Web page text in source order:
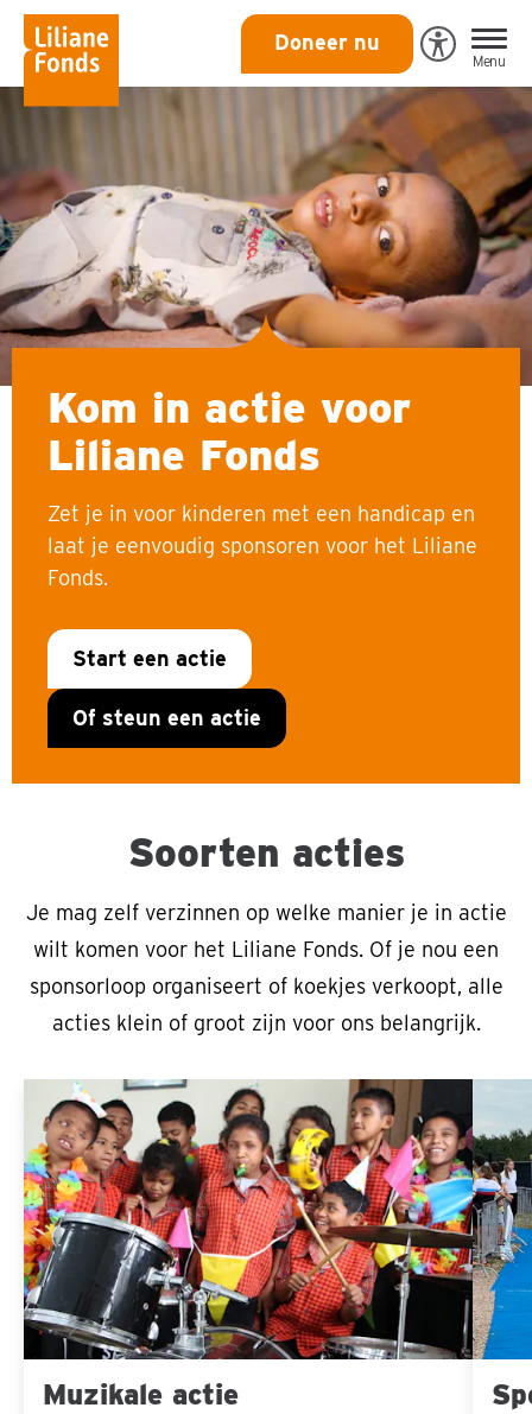
Liliane
Fonds
Doneer nu
Open
Able
Menu
Kom in actie voor
Liliane Fonds
Zet je in voor kinderen met een handicap en
laat je eenvoudig sponsoren voor het Liliane
Fonds.
Start een actie
Of steun een actie
Soorten acties
Je mag zelf verzinnen op welke manier je in actie
wilt komen voor het Liliane Fonds. Of je nou een
sponsorloop organiseert of koekjes verkoopt, alle
acties klein of groot zijn voor ons belangrijk.
Sla carousel over
Muzikale actie
Muzikale
actie
actie